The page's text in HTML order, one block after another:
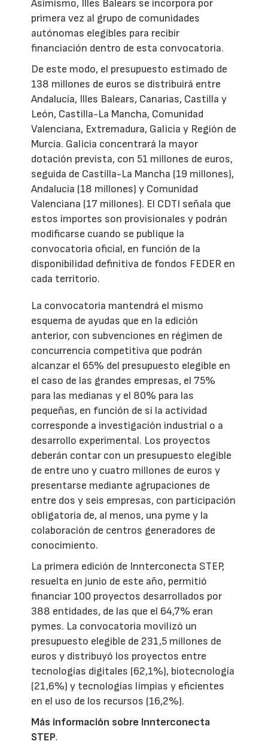
Asimismo, Illes Balears se incorpora por
primera vez al grupo de comunidades
autónomas elegibles para recibir
financiación dentro de esta convocatoria.
De este modo, el presupuesto estimado de
138 millones de euros se distribuirá entre
Andalucía, Illes Balears, Canarias, Castilla y
León, Castilla-La Mancha, Comunidad
Valenciana, Extremadura, Galicia y Región de
Murcia. Galicia concentrará la mayor
dotación prevista, con 51 millones de euros,
seguida de Castilla-La Mancha (19 millones),
Andalucía (18 millones) y Comunidad
Valenciana (17 millones). El CDTI señala que
estos importes son provisionales y podrán
modificarse cuando se publique la
convocatoria oficial, en función de la
disponibilidad definitiva de fondos FEDER en
cada territorio.
La convocatoria mantendrá el mismo
esquema de ayudas que en la edición
anterior, con subvenciones en régimen de
concurrencia competitiva que podrán
alcanzar el 65% del presupuesto elegible en
el caso de las grandes empresas, el 75%
para las medianas y el 80% para las
pequeñas, en función de si la actividad
corresponde a investigación industrial o a
desarrollo experimental. Los proyectos
deberán contar con un presupuesto elegible
de entre uno y cuatro millones de euros y
presentarse mediante agrupaciones de
entre dos y seis empresas, con participación
obligatoria de, al menos, una pyme y la
colaboración de centros generadores de
conocimiento.
La primera edición de Innterconecta STEP,
resuelta en junio de este año, permitió
financiar 100 proyectos desarrollados por
388 entidades, de las que el 64,7% eran
pymes. La convocatoria movilizó un
presupuesto elegible de 231,5 millones de
euros y distribuyó los proyectos entre
tecnologías digitales (62,1%), biotecnología
(21,6%) y tecnologías limpias y eficientes
en el uso de los recursos (16,2%).
Más información sobre Innterconecta
STEP.